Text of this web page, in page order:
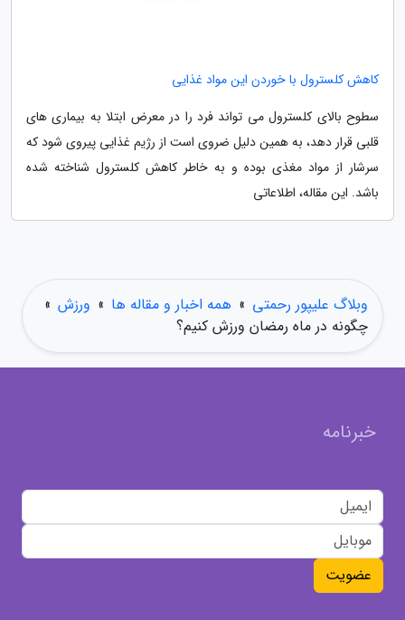
کاهش کلسترول با خوردن این مواد غذایی
سطوح بالای کلسترول می تواند فرد را در معرض ابتلا به بیماری های
قلبی قرار دهد، به همین دلیل ضروی است از رژیم غذایی پیروی شود که
سرشار از مواد مغذی بوده و به خاطر کاهش کلسترول شناخته شده
باشد. این مقاله، اطلاعاتی
وبلاگ علیپور رحمتی » همه اخبار و مقاله ها » ورزش »
چگونه در ماه رمضان ورزش کنیم؟
خبرنامه
عضویت